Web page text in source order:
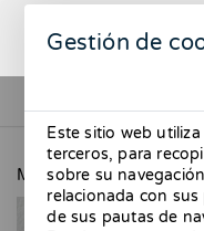
MMMMERCAT Botijo
Gestión de
Este sitio web
terceros, para
sobre su
relacionada con
de sus pautas de